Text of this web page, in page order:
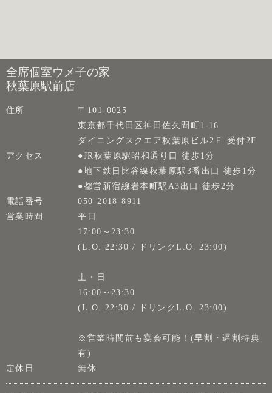
全席個室ウメ子の家
秋葉原駅前店
住所
〒101-0025
東京都千代田区神田佐久間町1-16
ダイニングスクエア秋葉原ビル2Ｆ 受付2F
アクセス
●JR秋葉原駅昭和通り口 徒歩1分
●地下鉄日比谷線秋葉原駅3番出口 徒歩1分
●都営新宿線岩本町駅A3出口 徒歩2分
電話番号
050-2018-8911
営業時間
平日
17:00～23:30
(L.O. 22:30 / ドリンクL.O. 23:00)
土・日
16:00～23:30
(L.O. 22:30 / ドリンクL.O. 23:00)
※営業時間前も宴会可能！(早割・遅割特典
有)
定休日
無休